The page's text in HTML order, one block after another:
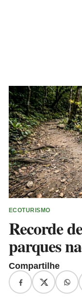
ECOTURISMO
Recorde
parques
Compartilhe